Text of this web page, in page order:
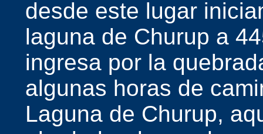
desde este lugar
laguna de Churup a
ingresa por la
algunas horas de
Laguna de Churup,